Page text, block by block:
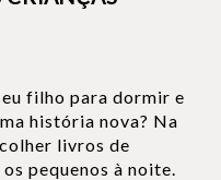
filho para dormir e
história nova? Na
livros de
pequenos à noite.